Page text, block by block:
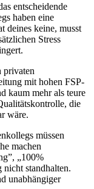
entscheidende
haben eine
deines keine, musst
Stress
privaten
mit hohen FSP-
kaum mehr als teure
die
wäre.
müssen
machen
„100%
nicht standhalten.
unabhängiger